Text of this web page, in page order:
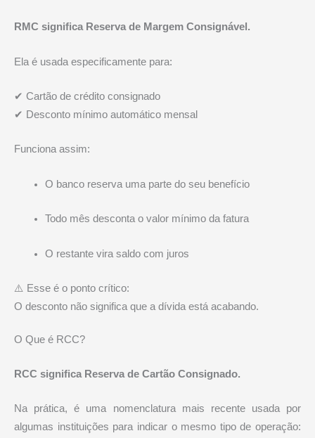
RMC significa Reserva de Margem Consignável.
Ela é usada especificamente para:
✔ Cartão de crédito consignado
✔ Desconto mínimo automático mensal
Funciona assim:
O banco reserva uma parte do seu benefício
Todo mês desconta o valor mínimo da fatura
O restante vira saldo com juros
⚠️ Esse é o ponto crítico:
O desconto não significa que a dívida está acabando.
O Que é RCC?
RCC significa Reserva de Cartão Consignado.
Na prática, é uma nomenclatura mais recente usada por
algumas instituições para indicar o mesmo tipo de operação: